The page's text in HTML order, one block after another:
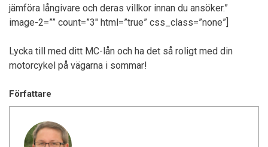
jämföra långivare och deras villkor innan du ansöker.”
image-2=”” count=”3″ html=”true” css_class=”none”]
Lycka till med ditt MC-lån och ha det så roligt med din
motorcykel på vägarna i sommar!
Författare